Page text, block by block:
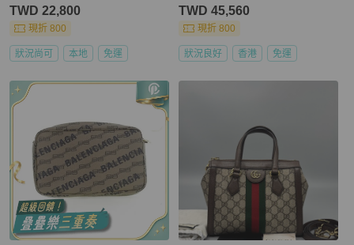
TWD 22,800
現折 800
狀況尚可 本地 免運
TWD 45,560
現折 800
狀況良好 香港 免運